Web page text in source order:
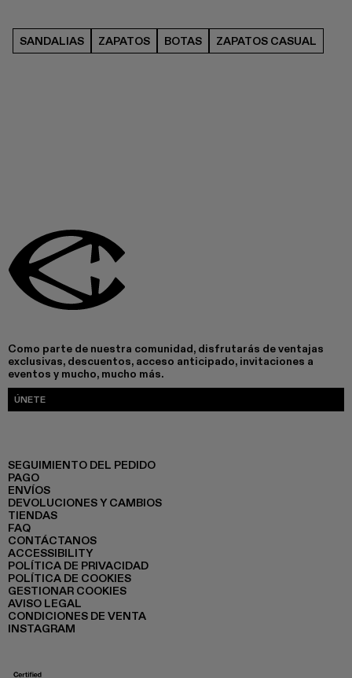
SANDALIAS ZAPATOS BOTAS ZAPATOS CASUAL
Como parte de nuestra comunidad, disfrutarás de ventajas
exclusivas, descuentos, acceso anticipado, invitaciones a
eventos y mucho, mucho más.
ÚNETE
SEGUIMIENTO DEL PEDIDO
PAGO
ENVÍOS
DEVOLUCIONES Y CAMBIOS
TIENDAS
FAQ
CONTÁCTANOS
ACCESSIBILITY
POLÍTICA DE PRIVACIDAD
POLÍTICA DE COOKIES
GESTIONAR COOKIES
AVISO LEGAL
CONDICIONES DE VENTA
INSTAGRAM